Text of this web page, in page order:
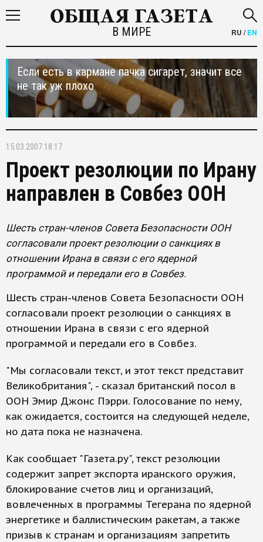
В МИРЕ RU /EN
Если есть в кармане пачка сигарет, значит все
не так уж плохо
15.03.2007 18:17
Проект резолюции по Ирану
направлен в Совбез ООН
Шесть стран-членов Совета Безопасности ООН
согласовали проект резолюции о санкциях в
отношении Ирана в связи с его ядерной
программой и передали его в Совбез.
Шесть стран-членов Совета Безопасности ООН
согласовали проект резолюции о санкциях в
отношении Ирана в связи с его ядерной
программой и передали его в Совбез.
"Мы согласовали текст, и этот текст представит
Великобритания", - сказал британский посол в
ООН Эмир Джонс Пэрри. Голосование по нему,
как ожидается, состоится на следующей неделе,
но дата пока не назначена.
Как сообщает "Газета.ру", текст резолюции
содержит запрет экспорта иранского оружия,
блокирование счетов лиц и организаций,
вовлеченных в программы Тегерана по ядерной
энергетике и баллистическим ракетам, а также
призыв к странам и организациям запретить